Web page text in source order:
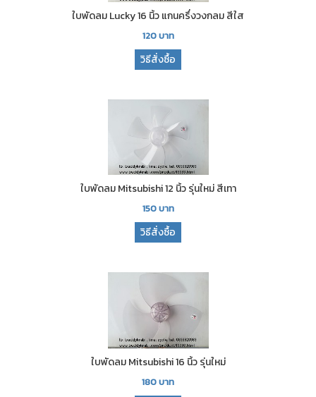
ใบพัดลม Lucky 16 นิ้ว แกนครึ่งวงกลม สีใส
120บาท
วิธีสั่งซื้อ
ใบพัดลม Mitsubishi 12 นิ้ว รุ่นใหม่ สีเทา
150บาท
วิธีสั่งซื้อ
ใบพัดลม Mitsubishi 16 นิ้ว รุ่นใหม่
180บาท